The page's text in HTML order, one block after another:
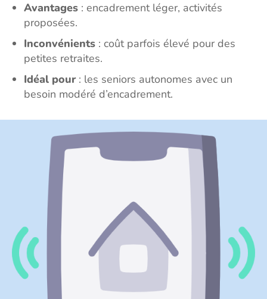
Avantages : encadrement léger, activités
proposées.
Inconvénients : coût parfois élevé pour des
petites retraites.
Idéal pour: les seniors autonomes avec un
besoin modéré d’encadrement.